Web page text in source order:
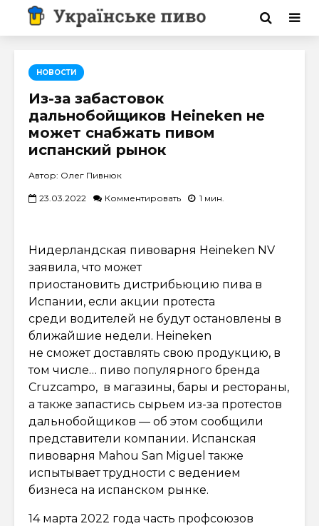
НОВОСТИ
Из-за забастовок
дальнобойщиков Heineken не
может снабжать пивом
испанский рынок
Автор: Олег Пивнюк
23.03.2022 Комментировать 1 мин.
Нидерландская пивоварня Heineken NV
заявила, что может
приостановить дистрибьюцию пива в
Испании, если акции протеста
среди водителей не будут остановлены в
ближайшие недели. Heineken
не сможет доставлять свою продукцию, в
том числе… пиво популярного бренда
Cruzcampo, в магазины, бары и рестораны,
а также запастись сырьем из-за протестов
дальнобойщиков — об этом сообщили
представители компании. Испанская
пивоварня Mahou San Miguel также
испытывает трудности с ведением
бизнеса на испанском рынке.
14 марта 2022 года часть профсоюзов